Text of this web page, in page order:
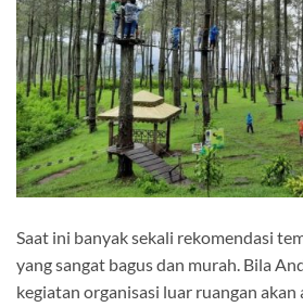
Saat ini banyak sekali rekomendasi
yang sangat bagus dan murah. Bila
kegiatan organisasi luar ruangan